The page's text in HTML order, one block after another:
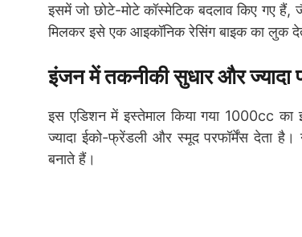
इसमें जो छोटे-मोटे कॉस्मेटिक बदलाव किए गए
मिलकर इसे एक आइकॉनिक रेसिंग बाइक का लुक
इंजन में तकनीकी सुधार और ज्यादा
इस एडिशन में इस्तेमाल किया गया 1000cc
ज्यादा ईको-फ्रेंडली और स्मूद परफॉर्मेंस देता
बनाते हैं।